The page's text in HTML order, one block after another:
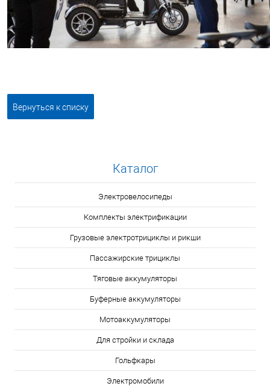
Вернуться к списку
Каталог
Электровелосипеды
Комплекты электрификации
Грузовые электротрициклы и рикши
Пассажирские трициклы
Тяговые аккумуляторы
Буферные аккумуляторы
Мотоаккумуляторы
Для стройки и склада
Гольфкары
Электромобили